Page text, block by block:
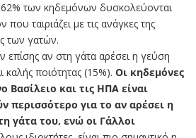
των κηδεμόνων δυσκολεύονται
ταιριάζει με τις ανάγκες της
των γατών.
επίσης αν στη γάτα αρέσει η γεύση
καλής ποιότητας (15%). Οι κηδεμόνες
και τις ΗΠΑ είναι
περισσότερο για το αν αρέσει η
γάτα του, ενώ οι Γάλλοι